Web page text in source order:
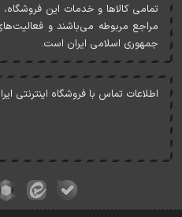
تمامی کالاها و خدمات اين
مراجع مربوطه می‌باشند و
جمهوری اسلامی ايران است.
اطلاعات تماس با فروشگاه اینترنتی